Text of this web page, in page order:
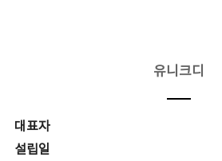
유니크디
대표자
설립일